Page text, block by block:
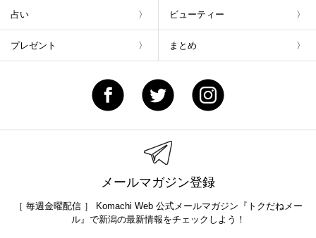
占い ビューティー
プレゼント まとめ
メールマガジン登録
［ 毎週金曜配信 ］ Komachi Web 公式メールマガジン『トクだねメー
ル』で新潟の最新情報をチェックしよう！